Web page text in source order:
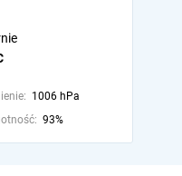
1006 hPa
93%